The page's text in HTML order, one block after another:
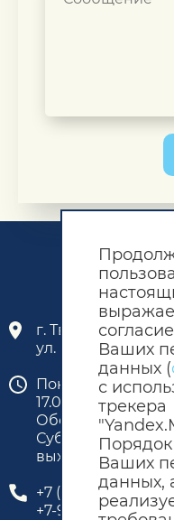
г. Тверь,
ул. Бочкина, 23
Понедельник -
17.00
Обед: 12.00 - 13.00
Суббота,
выходные
+7 (4822) 48-31-00
+7-910-648-34-29
Ваших
данных (
с
трекера
Ваших
данных,